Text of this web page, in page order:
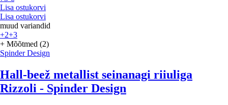
Lisa ostukorvi
Lisa ostukorvi
muud variandid
+2+3
+ Mõõtmed (2)
Spinder Design
Hall-beež metallist seinanagi riiuliga
Rizzoli - Spinder Design